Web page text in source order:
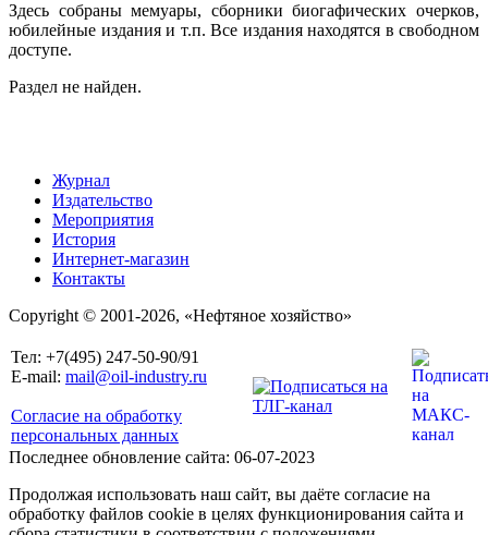
Здесь собраны мемуары, сборники биогафических очерков,
юбилейные издания и т.п. Все издания находятся в свободном
доступе.
Раздел не найден.
Журнал
Издательство
Мероприятия
История
Интернет-магазин
Контакты
Copyright © 2001-2026, «Нефтяное хозяйство»
Тел: +7(495) 247-50-90/91
E-mail: mail@oil-industry.ru
Согласие на обработку
персональных данных
Последнее обновление сайта: 06-07-2023
Продолжая использовать наш сайт, вы даёте согласие на
обработку файлов cookie в целях функционирования сайта и